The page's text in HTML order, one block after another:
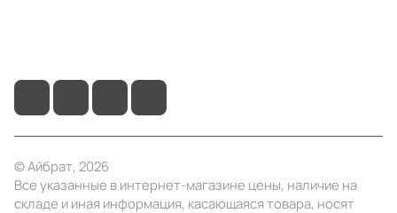
© Айбрат, 2026
Все указанные в интернет-магазине цены, наличие на
складе и иная информация, касающаяся товара, носят